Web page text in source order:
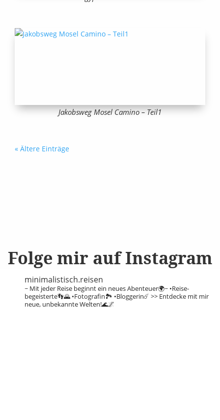
Jakobsweg Mosel Camino – Teil1
« Ältere Einträge
Folge mir auf Instagram
minimalistisch.reisen
~ Mit jeder Reise beginnt ein neues Abenteuer🌍~ •Reise-
begeisterte👣🌄 •Fotografin🏞️ •Bloggerin☄️ >> Entdecke mit mir
neue, unbekannte Welten!🌊🌌